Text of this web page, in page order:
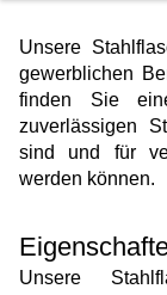
Unsere
gewerblichen
finden Sie
zuverlässigen
sind und für
werden können.
Unsere